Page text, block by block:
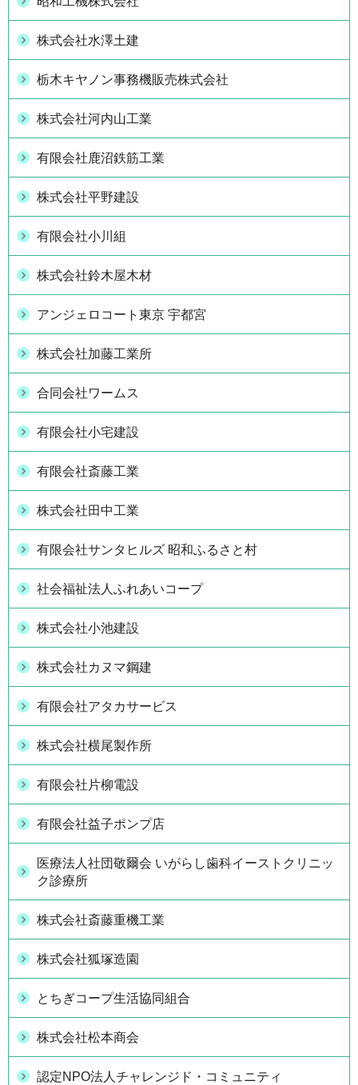
株式会社水澤土建
栃木キヤノン事務機販売株式会社
株式会社河内山工業
有限会社鹿沼鉄筋工業
株式会社平野建設
有限会社小川組
株式会社鈴木屋木材
アンジェロコート東京 宇都宮
株式会社加藤工業所
合同会社ワームス
有限会社小宅建設
有限会社斎藤工業
株式会社田中工業
有限会社サンタヒルズ 昭和ふるさと村
社会福祉法人ふれあいコープ
株式会社小池建設
株式会社カヌマ鋼建
有限会社アタカサービス
株式会社横尾製作所
有限会社片柳電設
有限会社益子ポンプ店
医療法人社団敬爾会 いがらし歯科イーストクリニッ
ク診療所
株式会社斎藤重機工業
株式会社狐塚造園
とちぎコープ生活協同組合
株式会社松本商会
認定NPO法人チャレンジド・コミュニティ